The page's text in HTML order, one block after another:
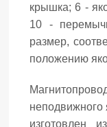
крышка; 6 -
10 -
размер,
положению
изготовлен